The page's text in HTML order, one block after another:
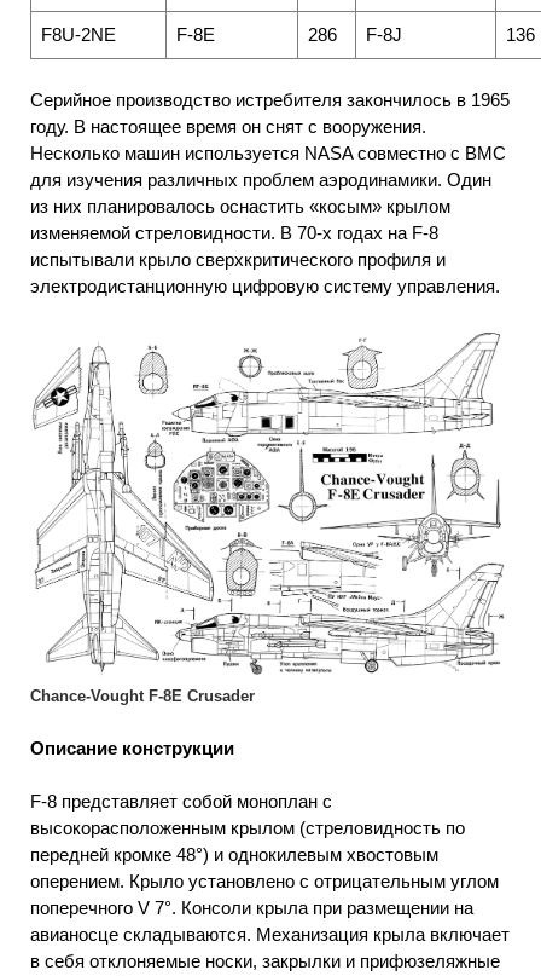
F8U-2NE F-8E 286 F-8J 136
Серийное производство истребителя закончилось в 1965
году. В настоящее время он снят с вооружения.
Несколько машин используется NASA совместно с ВМС
для изучения различных проблем аэродинамики. Один
из них планировалось оснастить «косым» крылом
изменяемой стреловидности. В 70-х годах на F-8
испытывали крыло сверхкритического профиля и
электродистанционную цифровую систему управления.
Chance-Vought F-8E Crusader
Описание конструкции
F-8 представляет собой моноплан с
высокорасположенным крылом (стреловидность по
передней кромке 48°) и однокилевым хвостовым
оперением. Крыло установлено с отрицательным углом
поперечного V 7°. Консоли крыла при размещении на
авианосце складываются. Механизация крыла включает
в себя отклоняемые носки, закрылки и прифюзеляжные